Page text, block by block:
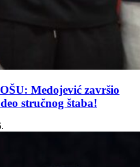
Medojević završio
stručnog štaba!